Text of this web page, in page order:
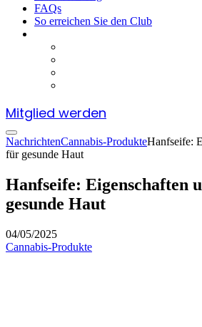
FAQs
So erreichen Sie den Club
Mitglied werden
NachrichtenCannabis-ProdukteHanfseife:
für gesunde Haut
Hanfseife: Eigenschaften
gesunde Haut
04/05/2025
Cannabis-Produkte